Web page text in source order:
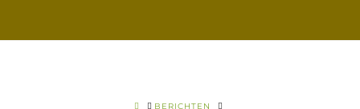
HOME
BERICHTEN